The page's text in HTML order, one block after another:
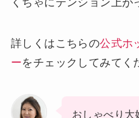
くちゃにテンション上が
詳しくはこちらの公式ホ
ーをチェックしてみてく
おしゃべり大